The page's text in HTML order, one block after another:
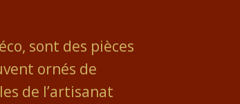
sont des pièces
ornés de
de l’artisanat